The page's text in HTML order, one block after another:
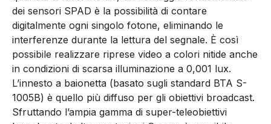
dei sensori SPAD è la possibilità di contare
digitalmente ogni singolo fotone, eliminando le
interferenze durante la lettura del segnale. È così
possibile realizzare riprese video a colori nitide anche
in condizioni di scarsa illuminazione a 0,001 lux.
L’innesto a baionetta (basato sugli standard BTA S-
1005B) è quello più diffuso per gli obiettivi broadcast.
Sfruttando l’ampia gamma di super-teleobiettivi